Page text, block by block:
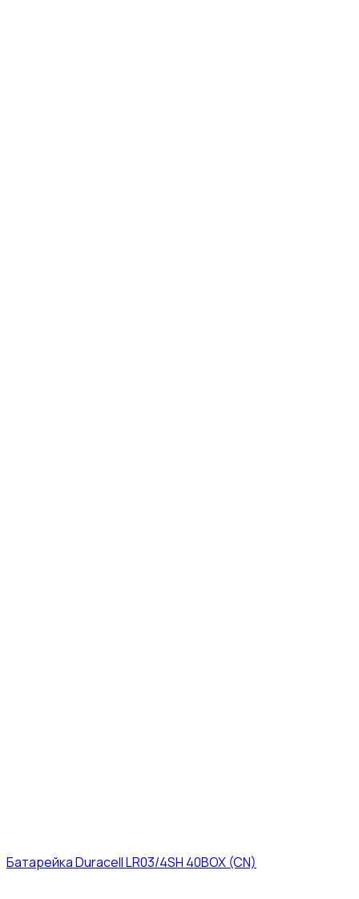
Батарейка Duracell LR03/4SH 40BOX (CN)